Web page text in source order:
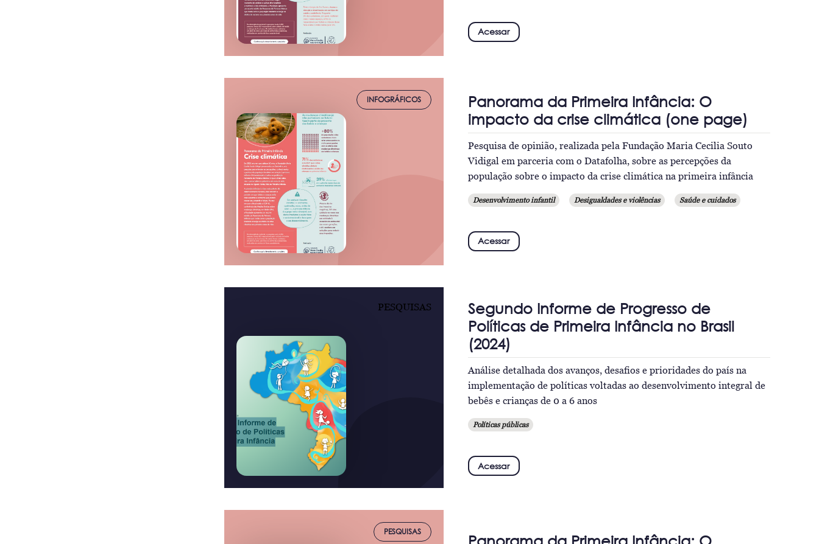
Acessar
INFOGRÁFICOS
Panorama da Primeira Infância: O
impacto da crise climática (one page)
Pesquisa de opinião, realizada pela Fundação Maria Cecilia Souto
Vidigal em parceria com o Datafolha, sobre as percepções da
população sobre o impacto da crise climática na primeira infância
Desenvolvimento infantil Desigualdades e violências Saúde e cuidados
Acessar
PESQUISAS
Segundo Informe de Progresso de
Políticas de Primeira Infância no Brasil
(2024)
Análise detalhada dos avanços, desafios e prioridades do país na
implementação de políticas voltadas ao desenvolvimento integral de
bebês e crianças de 0 a 6 anos
Políticas públicas
Acessar
PESQUISAS